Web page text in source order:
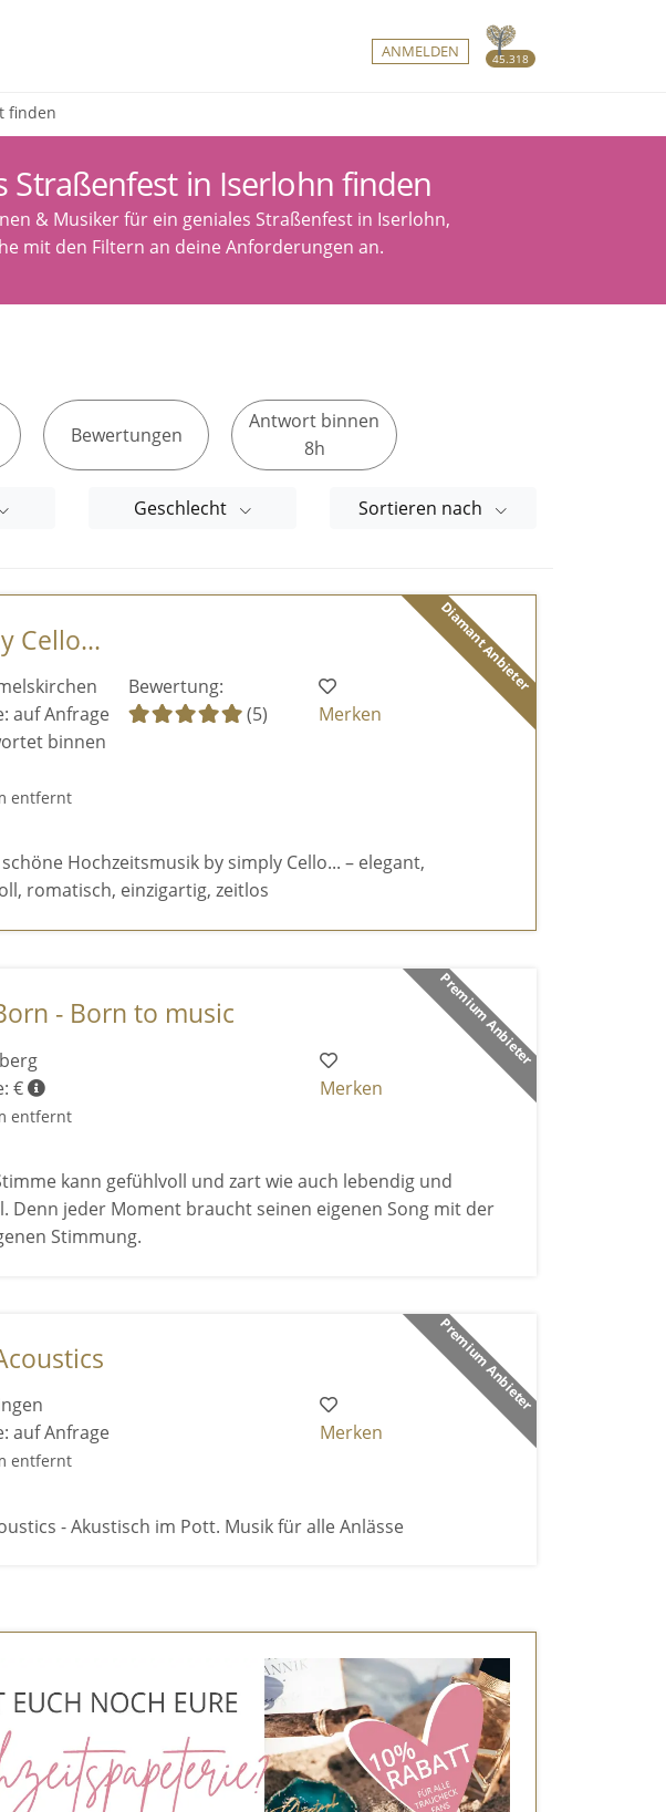
45.318
ANMELDEN
finden
Straßenfest in Iserlohn finden
& Musiker für ein geniales Straßenfest in Iserlohn,
mit den Filtern an deine Anforderungen an.
Bewertungen
Antwort binnen
8h
Geschlecht Sortieren nach
Diamant Anbieter
Cello...
auf Anfrage
binnen
entfernt
Bewertung:
(5)
Merken
Hochzeitsmusik by simply Cello... – elegant,
romatisch, einzigartig, zeitlos
Premium Anbieter
- Born to music
€
entfernt
Merken
kann gefühlvoll und zart wie auch lebendig und
Denn jeder Moment braucht seinen eigenen Song mit der
Stimmung.
Premium Anbieter
auf Anfrage
entfernt
Merken
- Akustisch im Pott. Musik für alle Anlässe